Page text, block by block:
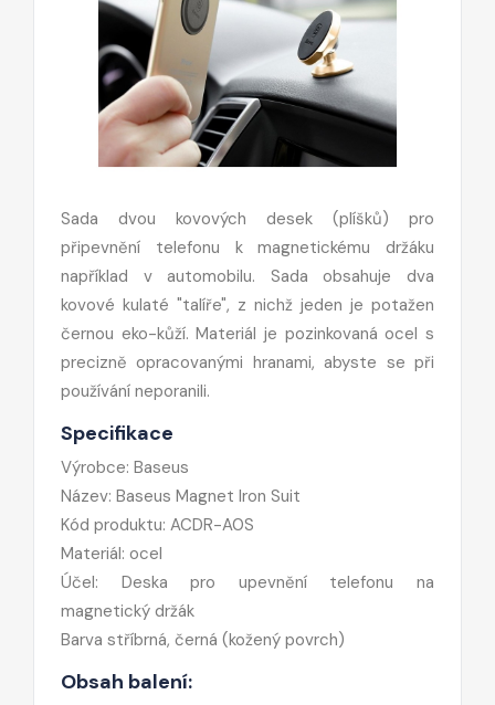
Sada dvou kovových desek (plíšků) pro
připevnění telefonu k magnetickému držáku
například v automobilu. Sada obsahuje dva
kovové kulaté "talíře", z nichž jeden je potažen
černou eko-kůží. Materiál je pozinkovaná ocel s
precizně opracovanými hranami, abyste se při
používání neporanili.
Specifikace
Výrobce: Baseus
Název: Baseus Magnet Iron Suit
Kód produktu: ACDR-A0S
Materiál: ocel
Účel: Deska pro upevnění telefonu na
magnetický držák
Barva stříbrná, černá (kožený povrch)
Obsah balení: